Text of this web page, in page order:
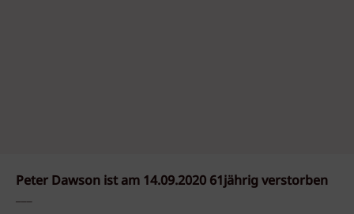
Peter Dawson ist am 14.09.2020 61jährig verstorben
___